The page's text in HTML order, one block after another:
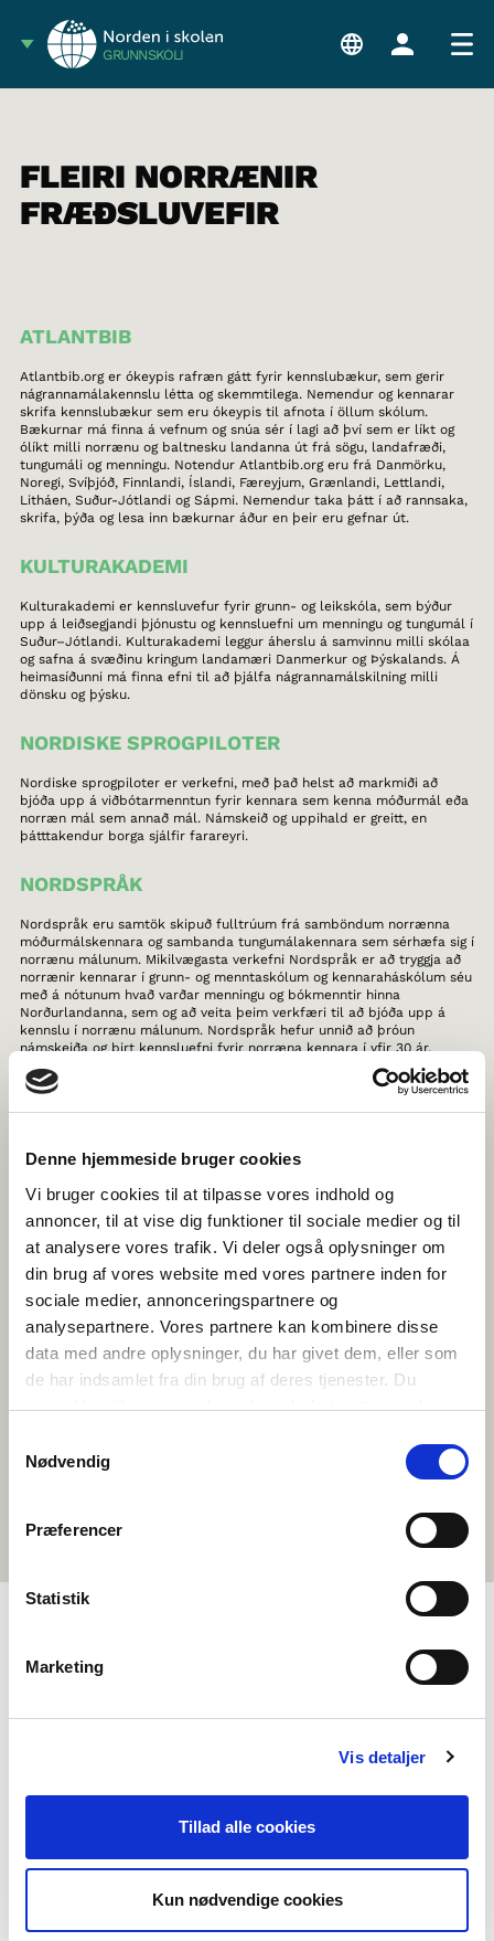
Denne hjemmeside bruger cookies
Vi bruger cookies til at tilpasse vores indhold og
annoncer, til at vise dig funktioner til sociale medier og til
at analysere vores trafik. Vi deler også oplysninger om
din brug af vores website med vores partnere inden for
sociale medier, annonceringspartnere og
analysepartnere. Vores partnere kan kombinere disse
data med andre oplysninger, du har givet dem, eller som
de har indsamlet fra din brug af deres tjenester. Du
samtykker til vores cookies, hvis du fortsætter med at
Nødvendig
Præferencer
Statistik
Marketing
Vis detaljer
Tillad alle cookies
Kun nødvendige cookies
GRUNNSKÓLI
VALMYND
Um okkur
Önnur verkefni okkar
Norrænt samstarf
FLEIRI NORRÆNIR
FRÆÐSLUVEFIR
ATLANTBIB
Atlantbib.org er ókeypis rafræn gátt fyrir kennslubækur, sem gerir
nágrannamálakennslu létta og skemmtilega. Nemendur og kennarar
skrifa kennslubækur sem eru ókeypis til afnota í öllum skólum.
Bækurnar má finna á vefnum og snúa sér í lagi að því sem er líkt og
ólíkt milli norrænu og baltnesku landanna út frá sögu, landafræði,
tungumáli og menningu. Notendur Atlantbib.org eru frá Danmörku,
Noregi, Svíþjóð, Finnlandi, Íslandi, Færeyjum, Grænlandi, Lettlandi,
Litháen, Suður-Jótlandi og Sápmi. Nemendur taka þátt í að rannsaka,
skrifa, þýða og lesa inn bækurnar áður en þeir eru gefnar út.
KULTURAKADEMI
Kulturakademi er kennsluvefur fyrir grunn- og leikskóla, sem býður
upp á leiðsegjandi þjónustu og kennsluefni um menningu og tungumál í
Suður–Jótlandi. Kulturakademi leggur áherslu á samvinnu milli skólaa
og safna á svæðinu kringum landamæri Danmerkur og Þýskalands. Á
heimasíðunni má finna efni til að þjálfa nágrannamálskilning milli
dönsku og þýsku.
NORDISKE SPROGPILOTER
Nordiske sprogpiloter er verkefni, með það helst að markmiði að
bjóða upp á viðbótarmenntun fyrir kennara sem kenna móðurmál eða
norræn mál sem annað mál. Námskeið og uppihald er greitt, en
þátttakendur borga sjálfir farareyri.
NORDSPRÅK
Nordspråk eru samtök skipuð fulltrúum frá samböndum norrænna
móðurmálskennara og sambanda tungumálakennara sem sérhæfa sig í
norrænu málunum. Mikilvægasta verkefni Nordspråk er að tryggja að
norrænir kennarar í grunn- og menntaskólum og kennaraháskólum séu
með á nótunum hvað varðar menningu og bókmenntir hinna
Norðurlandanna, sem og að veita þeim verkfæri til að bjóða upp á
kennslu í norrænu málunum. Nordspråk hefur unnið að þróun
námskeiða og birt kennsluefni fyrir norræna kennara í yfir 30 ár.
THE HISTORY OF NORDIC WOMEN’S
Hér er hægt að kynnast nýjustu straumum í norrænum
sögu kvennabókmennta í Svíþjóð, Noregi, Finnlandi, Færeyjum, Íslandi,
Grænlandi og Álandseyjum. Allt saman skrifað af starfandi
sérfræðingum bókmenntasögu.
TEGNTUBE
Vefsíðan TegnTube er hugsuð fyrir börn og ungmenni á
Norðurlöndunum, sem eru forvitin um táknmál, en einnig
aðstandendur eða kennara döff barna. Hér er hægt að sjá kvikmynd
þar sem döff börn og ungmenni segja frá sínum hversdegi og hvaða
þýðingu táknmál hafi fyrir þau. Hvað er líkt og ólíkt milli málanna? Eru
falskir vinir sem þarf að passa sig á? Hvernig eiga manneskjur á